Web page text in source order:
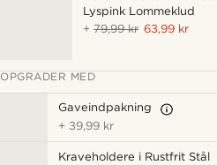
Lyspink Lommeklud
+79,99 kr 63,99 kr
OPGRADER MED
Gaveindpakning
+ 39,99 kr
Kraveholdere i Rustfrit Stål